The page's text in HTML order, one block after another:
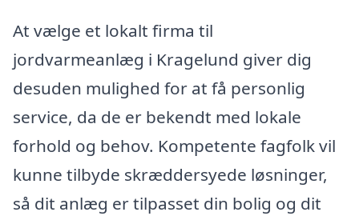
At vælge et lokalt firma til
jordvarmeanlæg i Kragelund giver dig
desuden mulighed for at få personlig
service, da de er bekendt med lokale
forhold og behov. Kompetente fagfolk vil
kunne tilbyde skræddersyede løsninger,
så dit anlæg er tilpasset din bolig og dit